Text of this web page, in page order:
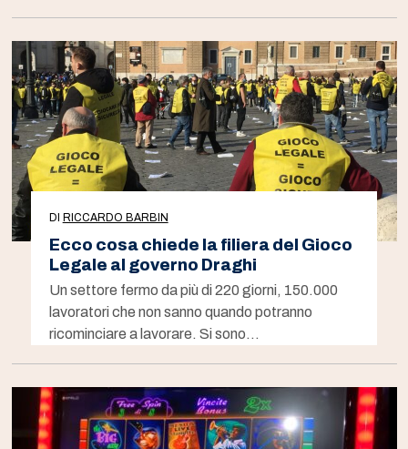
DI RICCARDO BARBIN
Ecco cosa chiede la filiera del Gioco
Legale al governo Draghi
Un settore fermo da più di 220 giorni, 150.000
lavoratori che non sanno quando potranno
ricominciare a lavorare. Si sono…